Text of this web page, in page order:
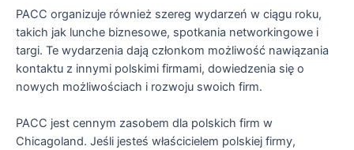
PACC organizuje również szereg wydarzeń w ciągu roku,
takich jak lunche biznesowe, spotkania networkingowe i
targi. Te wydarzenia dają członkom możliwość nawiązania
kontaktu z innymi polskimi firmami, dowiedzenia się o
nowych możliwościach i rozwoju swoich firm.
PACC jest cennym zasobem dla polskich firm w
Chicagoland. Jeśli jesteś właścicielem polskiej firmy,